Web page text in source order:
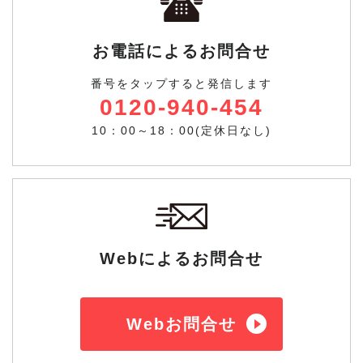
お電話によるお問合せ
番号をタップすると発信します
0120-940-454
10：00～18：00(定休日なし)
Webによるお問合せ
Webお問合せ